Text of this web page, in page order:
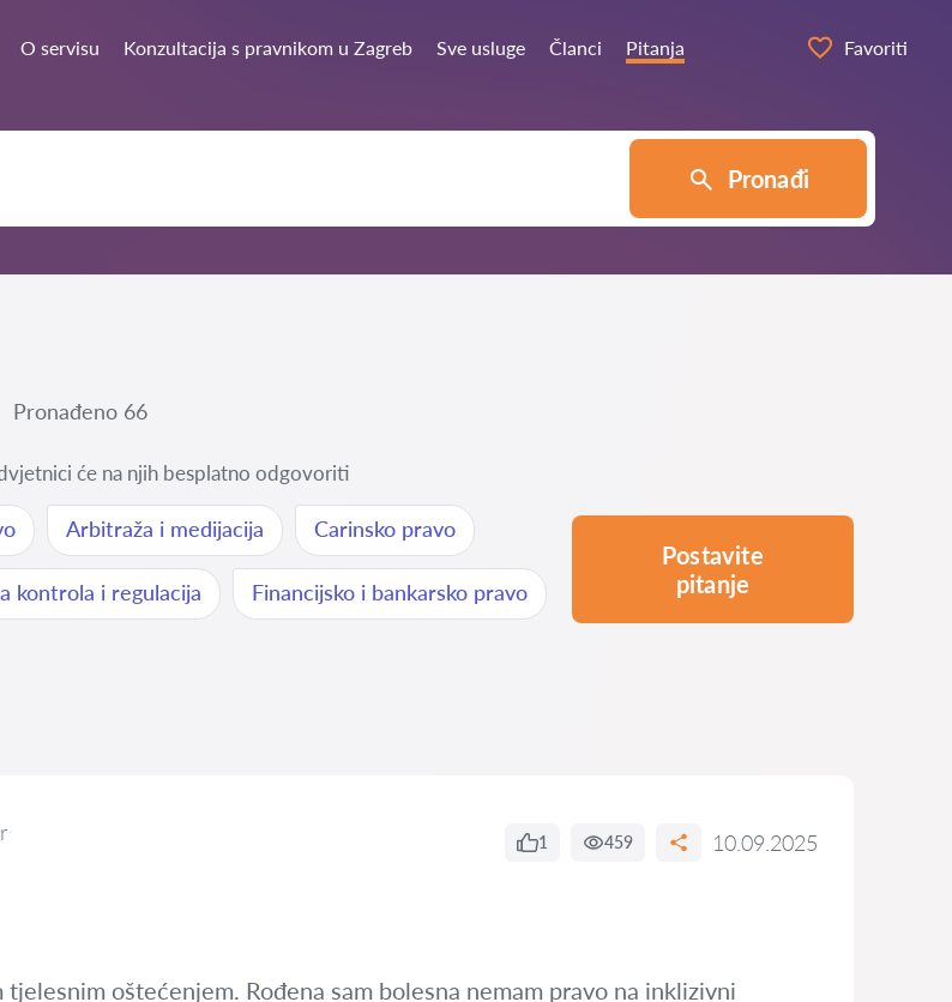
O servisu Konzultacija s pravnikom u Zagreb Sve usluge Članci Pitanja Favoriti
Pronađi
Pronađeno 66
će na njih besplatno odgovoriti
Arbitraža i medijacija Carinsko pravo
kontrola i regulacija Financijsko i bankarsko pravo
Postavite
pitanje
1 459 10.09.2025
oštećenjem. Rođena sam bolesna nemam pravo na inklizivni